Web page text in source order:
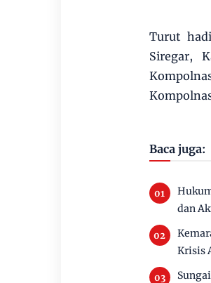
Turut
Siregar,
Baca juga:
dan
Krisis